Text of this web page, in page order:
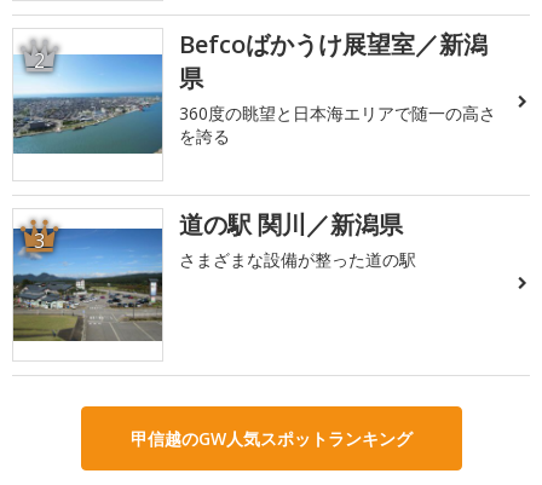
2
Befcoばかうけ展望室／新潟
県
360度の眺望と日本海エリアで随一の高さ
を誇る
3 道の駅 関川／新潟県
さまざまな設備が整った道の駅
甲信越のGW人気スポットランキング